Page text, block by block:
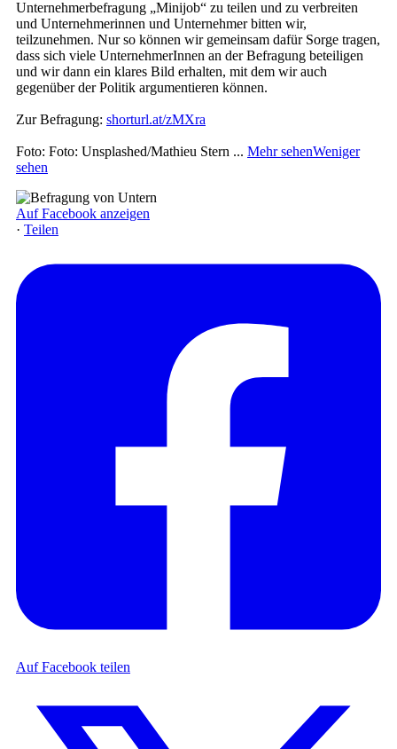
Unternehmerbefragung „Minijob“ zu teilen und zu verbreiten
und Unternehmerinnen und Unternehmer bitten wir,
teilzunehmen. Nur so können wir gemeinsam dafür Sorge tragen,
dass sich viele UnternehmerInnen an der Befragung beteiligen
und wir dann ein klares Bild erhalten, mit dem wir auch
gegenüber der Politik argumentieren können.
Zur Befragung: shorturl.at/zMXra
Foto: Foto: Unsplashed/Mathieu Stern ... Mehr sehenWeniger
sehen
Auf Facebook anzeigen
· Teilen
Auf Facebook teilen